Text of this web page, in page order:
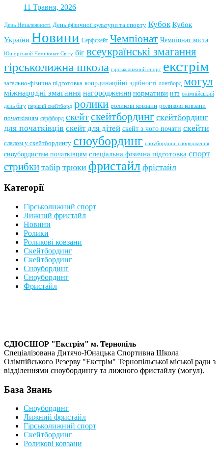
11 Травня, 2026
День Незалежності День фізичної культури та спорту Кубок Кубок
України Новини Серфскейт Чемпіонат Чемпіонат міста
Юніорський Чемпіонат Світу біг всеукраїнські змагання
гірськолижна школа гірськолижний спорт екстрім
загально-фізична підготовка координаційні здібності лонгборд могул
міжнародні змагання нагородження нормативи нтз олімпійський
день бігу перший скейтборд ролики роликові ковзани роликові ковзани
початківцям серфборд скейтскейтбординг скейтбординг
для початківців скейт для дітей скейт з чого почати скейти
слалом у скейтбордингу сноубординг сноубординг спорядження
сноубордистам початківцям спеціальна фізична підготовка спорт
стрибки табір трюки фристайл фрістайл
Категорії
Гірськолижний спорт
Лижний фристайл
Новини
Ролики
Роликові ковзани
Скейтбординг
Скейтбординг
Сноубординг
Сноубординг
Фристайл
СДЮСШОР "Екстрім" м. Тернопіль
Спеціалізована Дитячо-Юнацька Спортивна Школа
Олімпійського Резерву "Екстрім" Тернопільської міської ради з
відділеннями сноубордингу та лижного фристайлу (могул).
База Знань
Сноубординг
Лижний фристайл
Гірськолижний спорт
Скейтбординг
Роликові ковзани